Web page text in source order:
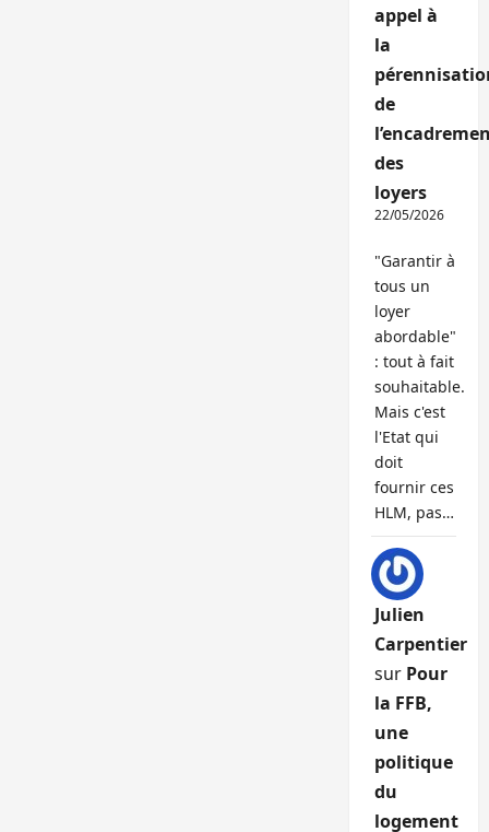
appel à
la
de
des
loyers
22/05/2026
"Garantir à
tous un
loyer
abordable"
: tout à fait
souhaitable.
Mais c'est
l'Etat qui
doit
fournir ces
HLM, pas…
Julien
Carpentier
sur Pour
la FFB,
une
politique
du
logement